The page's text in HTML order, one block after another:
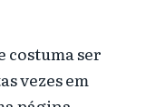
costuma ser
vezes em